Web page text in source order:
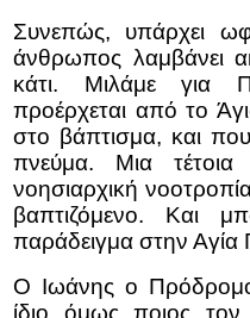
Συνεπώς, υπάρχει
άνθρωπος λαμβάνει
κάτι. Μιλάμε
προέρχεται από το
στο βάπτισμα, και
πνεύμα. Μια
νοησιαρχική
βαπτιζόμενο. Και
παράδειγμα στην Αγία
Ο Ιωάνης ο
ίδιο όμως ποιος